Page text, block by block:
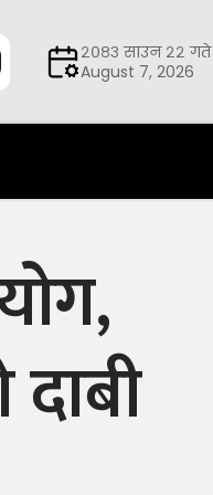
२०८३ साउन २२ गते
August 7, 2026